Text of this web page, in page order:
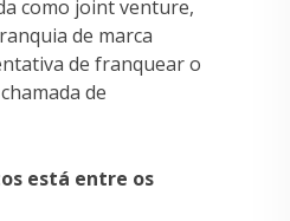
como joint venture,
de marca
de franquear o
de
está entre os